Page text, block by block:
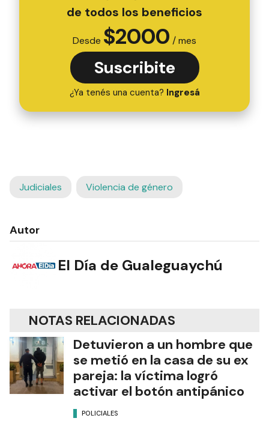
de todos los beneficios
Desde $2000 / mes
Suscribite
¿Ya tenés una cuenta? Ingresá
Judiciales Violencia de género
Autor
El Día de Gualeguaychú
NOTAS RELACIONADAS
Detuvieron a un hombre que
se metió en la casa de su ex
pareja: la víctima logró
activar el botón antipánico
POLICIALES